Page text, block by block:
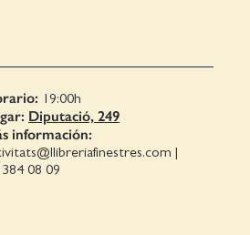
19:00h
Diputació, 249
información:
|
08 09